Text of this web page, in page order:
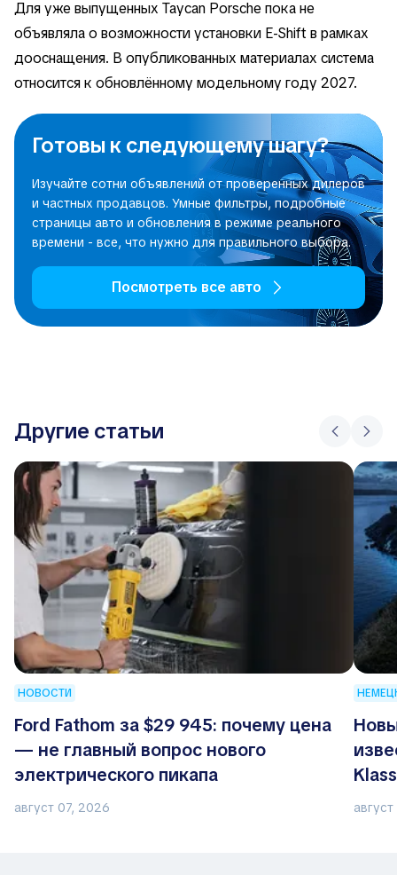
Для уже выпущенных Taycan Porsche пока не
объявляла о возможности установки E-Shift в рамках
дооснащения. В опубликованных материалах система
относится к обновлённому модельному году 2027.
Готовы к следующему шагу?
Изучайте сотни объявлений от проверенных дилеров
и частных продавцов. Умные фильтры, подробные
страницы авто и обновления в режиме реального
времени - все, что нужно для правильного выбора.
Посмотреть все авто
Другие статьи
НОВОСТИ
Ford Fathom за $29 945: почему цена
— не главный вопрос нового
электрического пикапа
август 07, 2026